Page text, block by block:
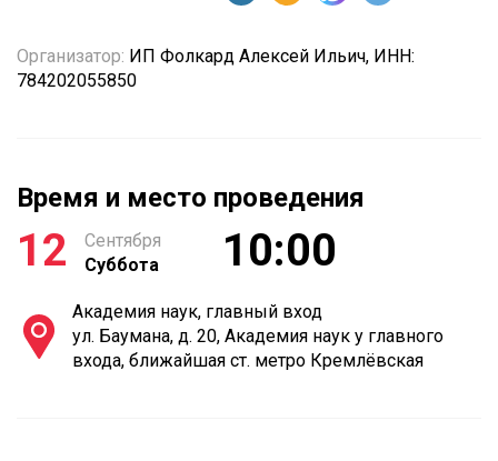
Организатор: ИП Фолкард Алексей Ильич, ИНН:
784202055850
Время и место проведения
12
Сентября
Суббота
10:00
Академия наук, главный вход
ул. Баумана, д. 20, Академия наук у главного
входа, ближайшая ст. метро Кремлёвская